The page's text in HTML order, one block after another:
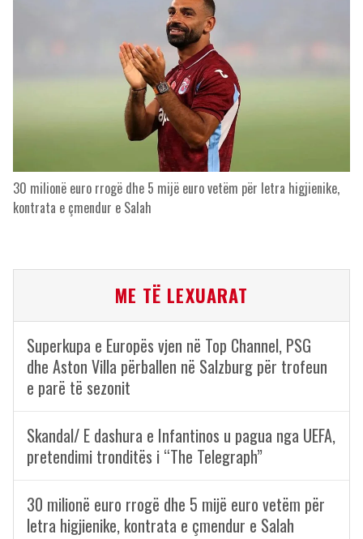
30 milionë euro rrogë dhe 5 mijë euro vetëm për letra higjienike,
kontrata e çmendur e Salah
ME TË LEXUARAT
Superkupa e Europës vjen në Top Channel, PSG
dhe Aston Villa përballen në Salzburg për trofeun
e parë të sezonit
Skandal/ E dashura e Infantinos u pagua nga UEFA,
pretendimi tronditës i “The Telegraph”
30 milionë euro rrogë dhe 5 mijë euro vetëm për
letra higjienike, kontrata e çmendur e Salah